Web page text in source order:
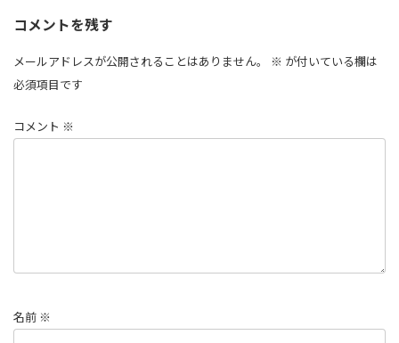
コメントを残す
メールアドレスが公開されることはありません。 ※ が付いている欄は
必須項目です
コメント ※
名前 ※